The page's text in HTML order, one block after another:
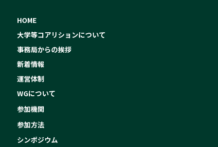
HOME
大学等コアリションについて
事務局からの挨拶
新着情報
運営体制
WGについて
参加機関
参加方法
シンポジウム